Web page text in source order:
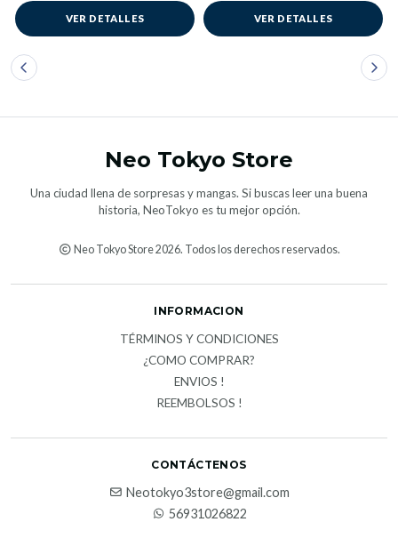
VER DETALLES VER DETALLES
Neo Tokyo Store
Una ciudad llena de sorpresas y mangas. Si buscas leer una buena
historia, NeoTokyo es tu mejor opción.
Neo Tokyo Store 2026. Todos los derechos reservados.
INFORMACION
TÉRMINOS Y CONDICIONES
¿COMO COMPRAR?
ENVIOS !
REEMBOLSOS !
CONTÁCTENOS
Neotokyo3store@gmail.com
56931026822